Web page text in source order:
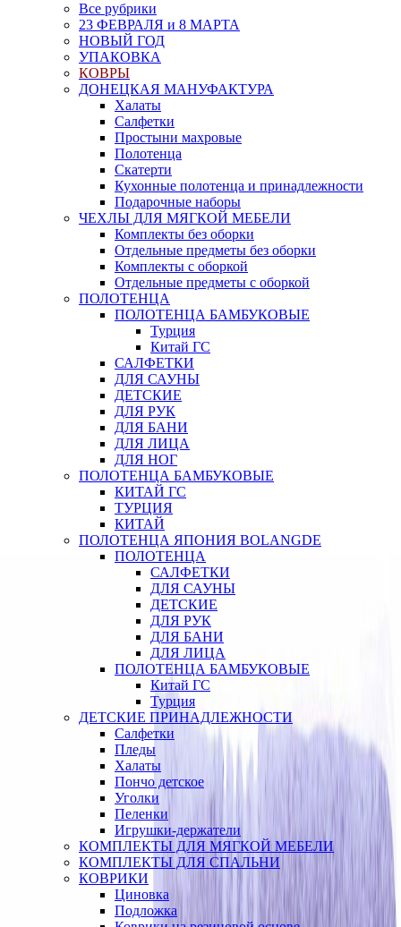
Все рубрики
23 ФЕВРАЛЯ и 8 МАРТА
НОВЫЙ ГОД
УПАКОВКА
КОВРЫ
ДОНЕЦКАЯ МАНУФАКТУРА
Халаты
Салфетки
Простыни махровые
Полотенца
Скатерти
Кухонные полотенца и принадлежности
Подарочные наборы
ЧЕХЛЫ ДЛЯ МЯГКОЙ МЕБЕЛИ
Комплекты без оборки
Отдельные предметы без оборки
Комплекты с оборкой
Отдельные предметы с оборкой
ПОЛОТЕНЦА
ПОЛОТЕНЦА БАМБУКОВЫЕ
Турция
Китай ГС
САЛФЕТКИ
ДЛЯ САУНЫ
ДЕТСКИЕ
ДЛЯ РУК
ДЛЯ БАНИ
ДЛЯ ЛИЦА
ДЛЯ НОГ
ПОЛОТЕНЦА БАМБУКОВЫЕ
КИТАЙ ГС
ТУРЦИЯ
КИТАЙ
ПОЛОТЕНЦА ЯПОНИЯ BOLANGDE
ПОЛОТЕНЦА
САЛФЕТКИ
ДЛЯ САУНЫ
ДЕТСКИЕ
ДЛЯ РУК
ДЛЯ БАНИ
ДЛЯ ЛИЦА
ПОЛОТЕНЦА БАМБУКОВЫЕ
Китай ГС
Турция
ДЕТСКИЕ ПРИНАДЛЕЖНОСТИ
Салфетки
Пледы
Халаты
Пончо детское
Уголки
Пеленки
Игрушки-держатели
КОМПЛЕКТЫ ДЛЯ МЯГКОЙ МЕБЕЛИ
КОМПЛЕКТЫ ДЛЯ СПАЛЬНИ
КОВРИКИ
Циновка
Подложка